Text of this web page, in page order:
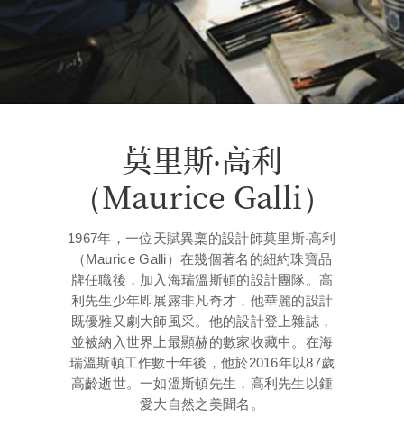
莫里斯‧高利
（Maurice Galli）
1967年，一位天賦異稟的設計師莫里斯‧高利
（Maurice Galli）在幾個著名的紐約珠寶品
牌任職後，加入海瑞溫斯頓的設計團隊。高
利先生少年即展露非凡奇才，他華麗的設計
既優雅又劇大師風采。他的設計登上雜誌，
並被納入世界上最顯赫的數家收藏中。在海
瑞溫斯頓工作數十年後，他於2016年以87歲
高齡逝世。一如溫斯頓先生，高利先生以鍾
愛大自然之美聞名。